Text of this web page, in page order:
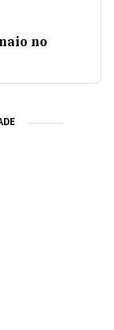
no